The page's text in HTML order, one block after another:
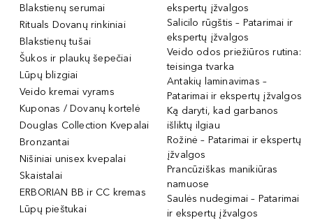
Blakstienų serumai
Rituals Dovanų rinkiniai
Blakstienų tušai
Šukos ir plaukų šepečiai
Lūpų blizgiai
Veido kremai vyrams
Kuponas / Dovanų kortelė
Douglas Collection Kvepalai
Bronzantai
Nišiniai unisex kvepalai
Skaistalai
ERBORIAN BB ir CC kremas
Lūpų pieštukai
ekspertų įžvalgos
Salicilo rūgštis – Patarimai ir
ekspertų įžvalgos
Veido odos priežiūros rutina:
teisinga tvarka
Antakių laminavimas –
Patarimai ir ekspertų įžvalgos
Ką daryti, kad garbanos
išliktų ilgiau
Rožinė – Patarimai ir ekspertų
įžvalgos
Prancūziškas manikiūras
namuose
Saulės nudegimai – Patarimai
ir ekspertų įžvalgos